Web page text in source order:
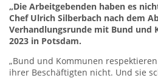
„Die Arbeitgebenden haben es
Chef Ulrich Silberbach nach dem
Verhandlungsrunde mit Bund und
2023 in Potsdam.
„Bund und Kommunen
ihrer Beschäftigten nicht. Und sie